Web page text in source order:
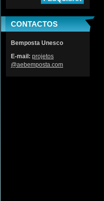
CONTACTOS
Bemposta Unesco
E-mail: projetos
@aebemposta.com